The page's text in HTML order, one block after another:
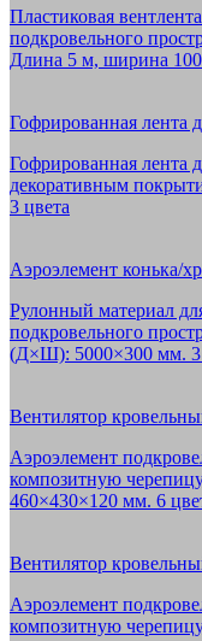
Пластиковая
подкровельного
Длина 5 м, ширина
Гофрированная
Гофрированная лента
декоративным
3 цвета
Аэроэлемент конька/
Рулонный материал
подкровельного
(Д×Ш): 5000×300 мм. 3
Вентилятор
Аэроэлемент
композитную
460×430×120 мм. 6
Вентилятор
Аэроэлемент
композитную